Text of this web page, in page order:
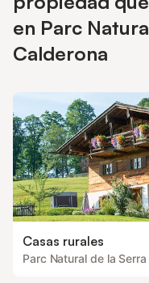
en Parc
Calderona
Casas rurales
Parc Natural de la